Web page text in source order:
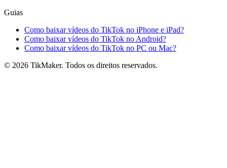
Guias
Como baixar vídeos do TikTok no iPhone e iPad?
Como baixar vídeos do TikTok no Android?
Como baixar vídeos do TikTok no PC ou Mac?
© 2026 TikMaker. Todos os direitos reservados.